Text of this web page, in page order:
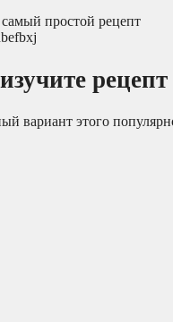
рецепт
этого